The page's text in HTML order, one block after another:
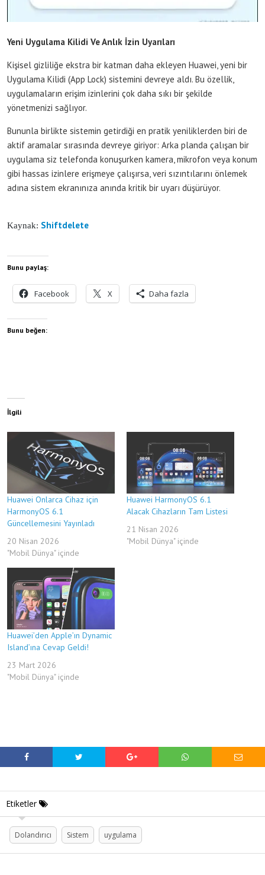
Yeni Uygulama Kilidi Ve Anlık İzin Uyarıları
Kişisel gizliliğe ekstra bir katman daha ekleyen Huawei, yeni bir
Uygulama Kilidi (App Lock) sistemini devreye aldı. Bu özellik,
uygulamaların erişim izinlerini çok daha sıkı bir şekilde
yönetmenizi sağlıyor.
Bununla birlikte sistemin getirdiği en pratik yeniliklerden biri de
aktif aramalar sırasında devreye giriyor: Arka planda çalışan bir
uygulama siz telefonda konuşurken kamera, mikrofon veya konum
gibi hassas izinlere erişmeye çalışırsa, veri sızıntılarını önlemek
adına sistem ekranınıza anında kritik bir uyarı düşürüyor.
Kaynak: Shiftdelete
Bunu paylaş:
Facebook X Daha fazla
Bunu beğen:
İlgili
Huawei Onlarca Cihaz için
HarmonyOS 6.1
Güncellemesini Yayınladı
20 Nisan 2026
"Mobil Dünya" içinde
Huawei HarmonyOS 6.1
Alacak Cihazların Tam Listesi
21 Nisan 2026
"Mobil Dünya" içinde
Huawei’den Apple’ın Dynamic
Island’ına Cevap Geldi!
23 Mart 2026
"Mobil Dünya" içinde
Etiketler
Dolandırıcı Sistem uygulama